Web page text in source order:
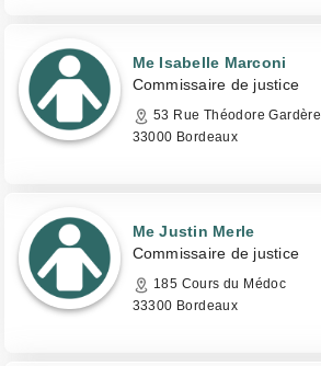
Me Isabelle Marconi
Commissaire de justice
53 Rue Théodore Gardère
33000 Bordeaux
Me Justin Merle
Commissaire de justice
185 Cours du Médoc
33300 Bordeaux